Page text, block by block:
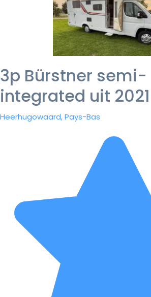
3p Bürstner semi-
integrated uit 2021
Heerhugowaard, Pays-Bas